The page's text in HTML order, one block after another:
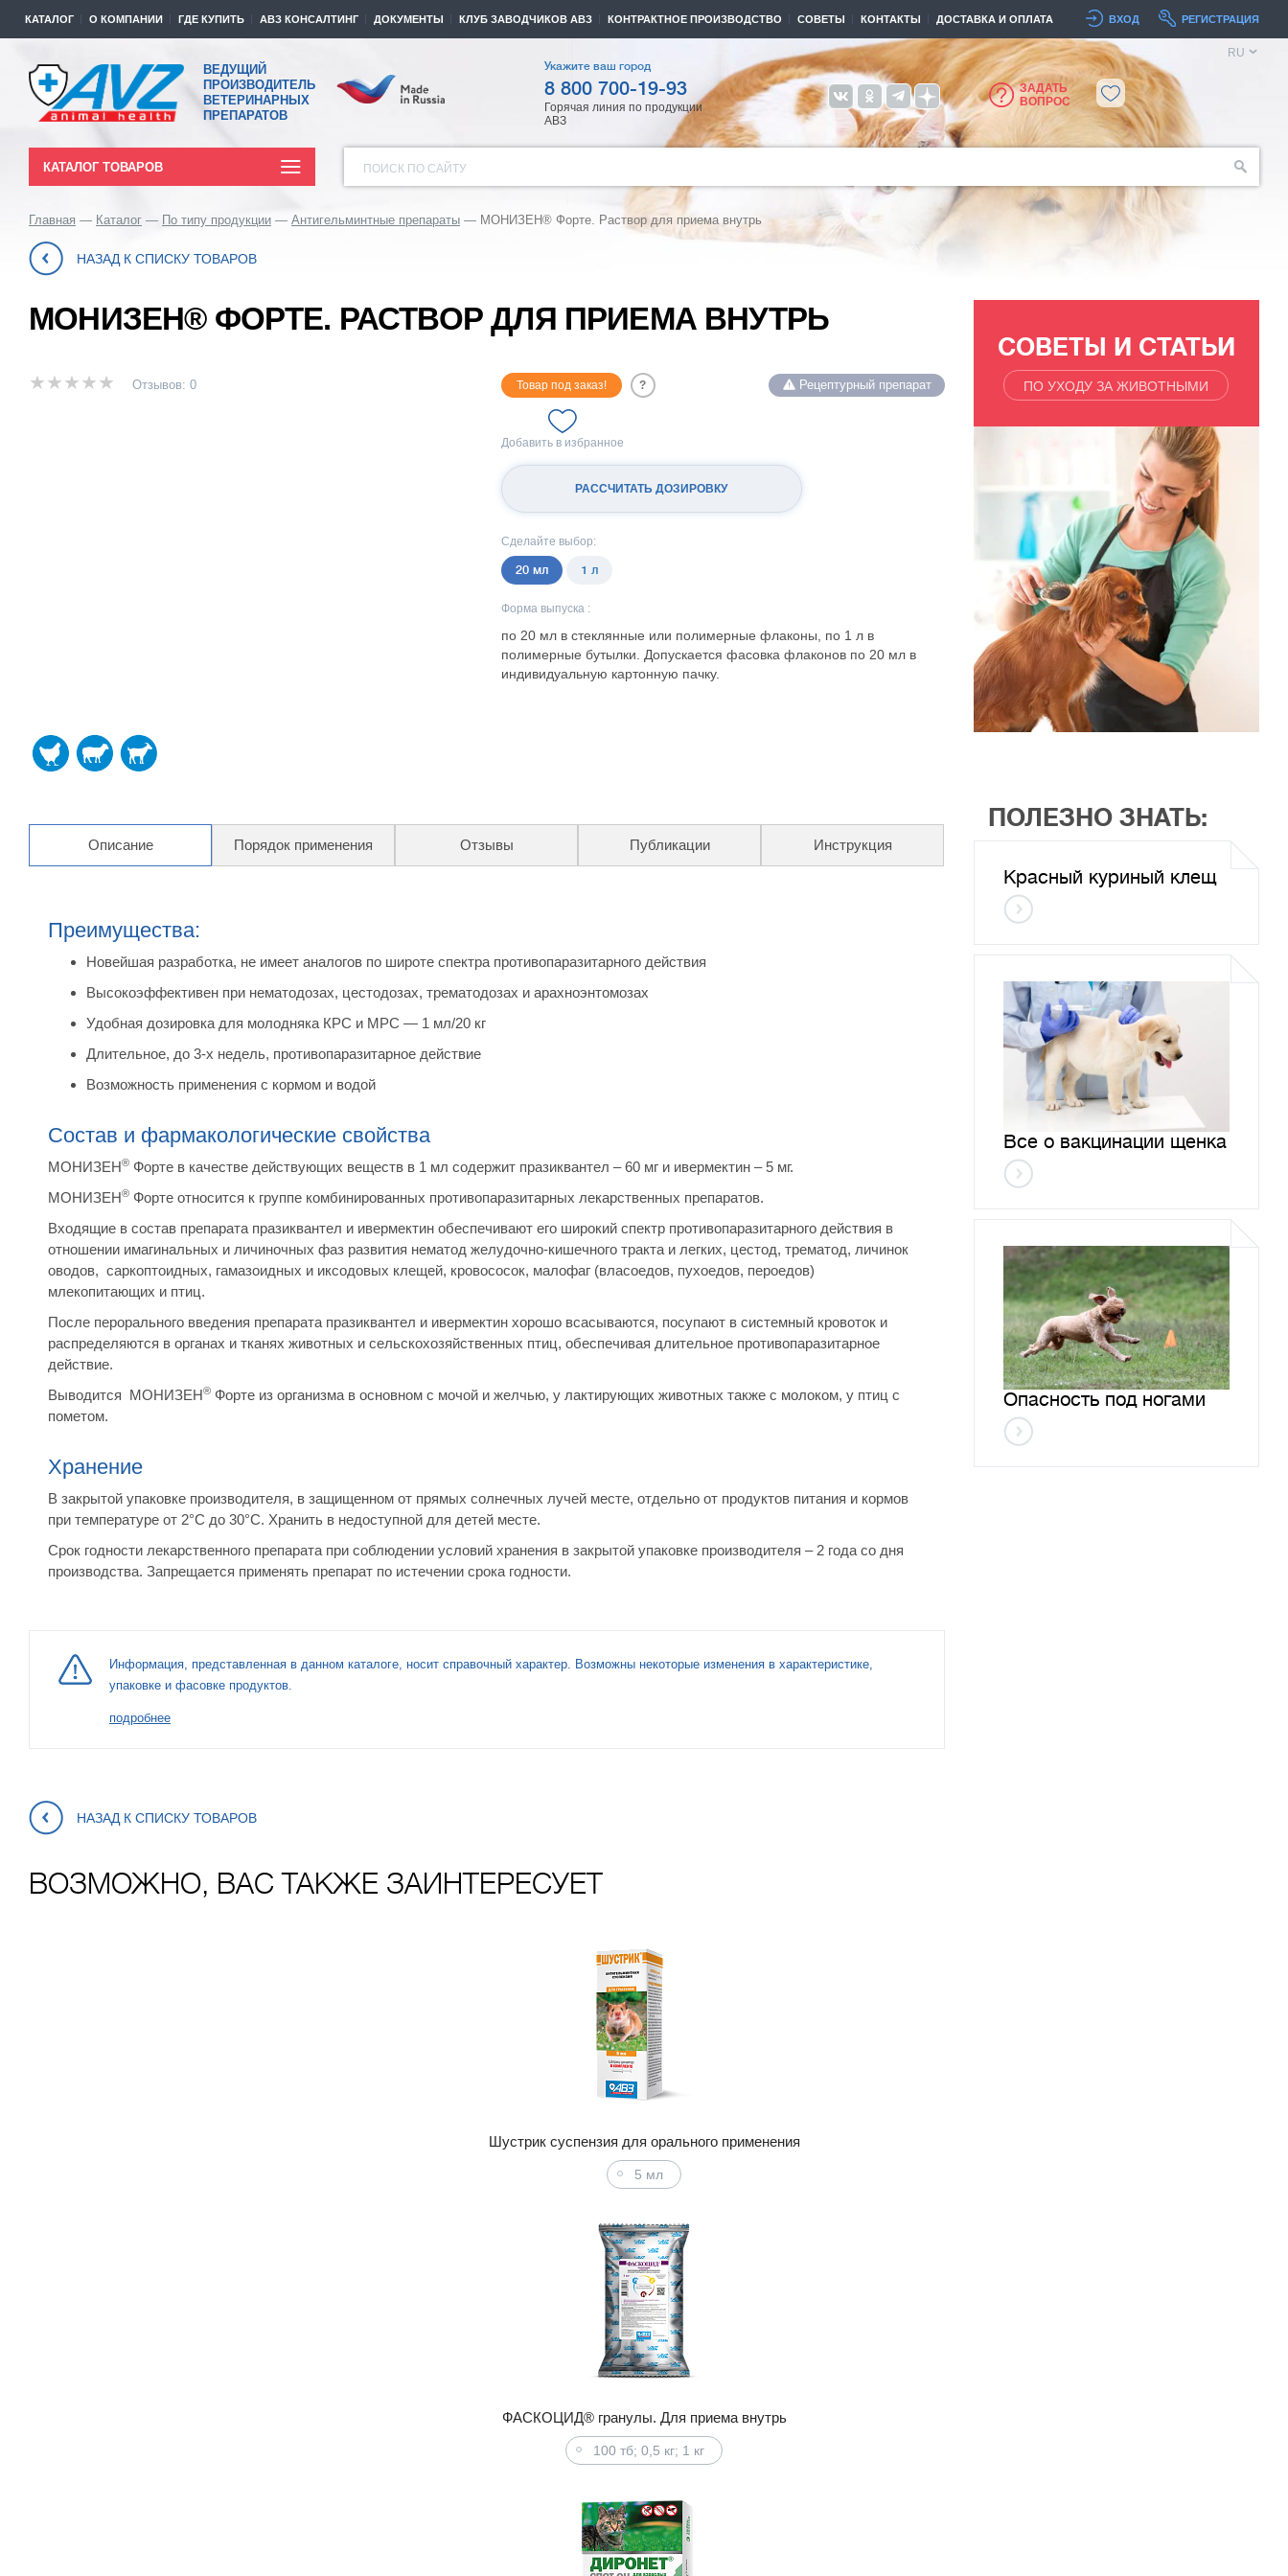
КАТАЛОГ О КОМПАНИИ ГДЕ КУПИТЬ АВЗ КОНСАЛТИНГ ДОКУМЕНТЫ КЛУБ ЗАВОДЧИКОВ АВЗ КОНТРАКТНОЕ ПРОИЗВОДСТВО СОВЕТЫ КОНТАКТЫ ДОСТАВКА И ОПЛАТА ВХОД РЕГИСТРАЦИЯ
ВЕДУЩИЙ
ПРОИЗВОДИТЕЛЬ
ВЕТЕРИНАРНЫХ
ПРЕПАРАТОВ
Укажите ваш город
8 800 700-19-93
Горячая линия по продукции
АВЗ
ЗАДАТЬ
ВОПРОС
RU
КАТАЛОГ ТОВАРОВ ПОИСК ПО САЙТУ
Главная Каталог По типу продукции Антигельминтные препараты МОНИЗЕН® Форте. Раствор для приема внутрь
НАЗАД К СПИСКУ ТОВАРОВ
МОНИЗЕН® ФОРТЕ. РАСТВОР ДЛЯ ПРИЕМА ВНУТРЬ
Отзывов: 0 Товар под заказ! ? Рецептурный препарат
Добавить в избранное
РАССЧИТАТЬ ДОЗИРОВКУ
Сделайте выбор:
20 мл 1 л
Форма выпуска :
по 20 мл в стеклянные или полимерные флаконы, по 1 л в
полимерные бутылки. Допускается фасовка флаконов по 20 мл в
индивидуальную картонную пачку.
Описание Порядок применения Отзывы Публикации Инструкция
Преимущества:
Новейшая разработка, не имеет аналогов по широте спектра противопаразитарного действия
Высокоэффективен при нематодозах, цестодозах, трематодозах и арахноэнтомозах
Удобная дозировка для молодняка КРС и МРС — 1 мл/20 кг
Длительное, до 3-х недель, противопаразитарное действие
Возможность применения с кормом и водой
Состав и фармакологические свойства
МОНИЗЕН® Форте в качестве действующих веществ в 1 мл содержит празиквантел – 60 мг и ивермектин – 5 мг.
МОНИЗЕН® Форте относится к группе комбинированных противопаразитарных лекарственных препаратов.
Входящие в состав препарата празиквантел и ивермектин обеспечивают его широкий спектр противопаразитарного действия в
отношении имагинальных и личиночных фаз развития нематод желудочно-кишечного тракта и легких, цестод, трематод, личинок
оводов, саркоптоидных, гамазоидных и иксодовых клещей, кровососок, малофаг (власоедов, пухоедов, пероедов)
млекопитающих и птиц.
После перорального введения препарата празиквантел и ивермектин хорошо всасываются, посупают в системный кровоток и
распределяются в органах и тканях животных и сельскохозяйственных птиц, обеспечивая длительное противопаразитарное
действие.
Выводится МОНИЗЕН® Форте из организма в основном с мочой и желчью, у лактирующих животных также с молоком, у птиц с
пометом.
Хранение
В закрытой упаковке производителя, в защищенном от прямых солнечных лучей месте, отдельно от продуктов питания и кормов
при температуре от 2°С до 30°С. Хранить в недоступной для детей месте.
Срок годности лекарственного препарата при соблюдении условий хранения в закрытой упаковке производителя – 2 года со дня
производства. Запрещается применять препарат по истечении срока годности.
Информация, представленная в данном каталоге, носит справочный характер. Возможны некоторые изменения в характеристике,
упаковке и фасовке продуктов.
подробнее
НАЗАД К СПИСКУ ТОВАРОВ
СОВЕТЫ И СТАТЬИ
ПО УХОДУ ЗА ЖИВОТНЫМИ
ПОЛЕЗНО ЗНАТЬ:
Красный куриный клещ
Все о вакцинации щенка
Опасность под ногами
ВОЗМОЖНО, ВАС ТАКЖЕ ЗАИНТЕРЕСУЕТ
Шустрик суспензия для орального применения
5 мл
ФАСКОЦИД® гранулы. Для приема внутрь
100 тб; 0,5 кг; 1 кг